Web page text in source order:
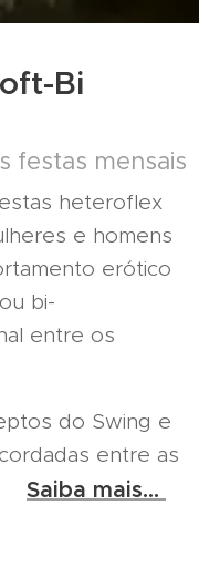
Bi
festas mensais
heteroflex
e homens
erótico
bi-
entre os
do Swing e
entre as
Saiba mais...